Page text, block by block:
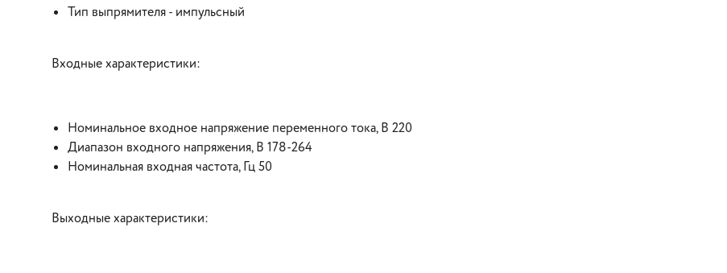
Тип выпрямителя - импульсный
Входные характеристики:
Номинальное входное напряжение переменного тока, В 220
Диапазон входного напряжения, В 178-264
Номинальная входная частота, Гц 50
Выходные характеристики: